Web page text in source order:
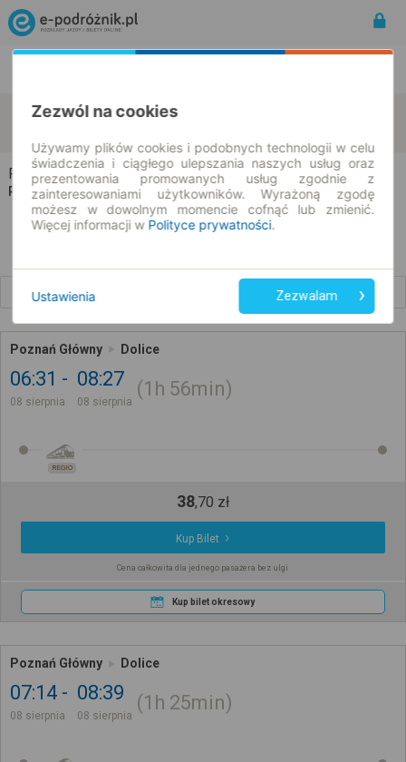
Poznań Dolice
Poznań → Dolice
Rozkład jazdy i bilety
Poznań Główny Dolice
06:31
08 sierpnia
08:27
08 sierpnia
1h 56min
REGIO
38,70 zł
Kup Bilet
Cena całkowita dla jednego pasażera bez ulgi
Kup bilet okresowy
Poznań Główny Dolice
07:14
08 sierpnia
08:39
08 sierpnia
1h 25min
Zezwól na cookies
Używamy plików cookies i podobnych technologii w celu
świadczenia i ciągłego ulepszania naszych usług oraz
prezentowania promowanych usług zgodnie z
zainteresowaniami użytkowników. Wyrażoną zgodę
możesz w dowolnym momencie cofnąć lub zmienić.
Więcej informacji w Polityce prywatności.
Ustawienia Zezwalam